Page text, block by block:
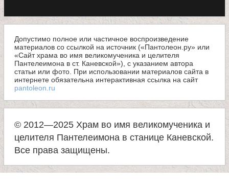
с
к
о
й
Допустимо полное или частичное воспроизведение
материалов со ссылкой на источник («Пантолеон.ру» или
«Сайт храма во имя великомученика и целителя
Пантелеимона в ст. Каневской»), с указанием автора
статьи или фото. При использовании материалов сайта в
интернете обязательна интерактивная ссылка на сайт
pantoleon.ru
© 2012—2025 Храм во имя великомученика и
целителя Пантелеимона в станице Каневской.
Все права защищены.